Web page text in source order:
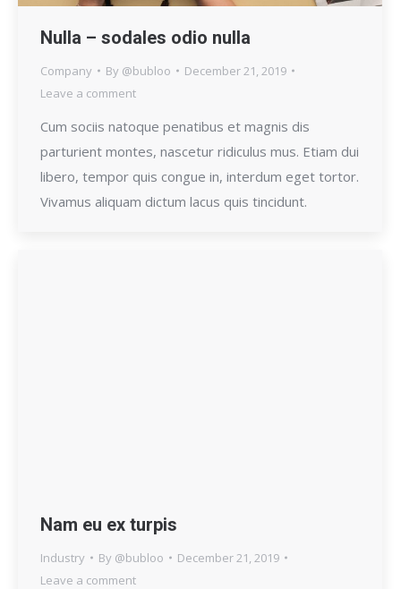
Nulla – sodales odio nulla
Company By @bubloo
December 21, 2019
Leave a comment
Cum sociis natoque penatibus et magnis dis
parturient montes, nascetur ridiculus mus. Etiam dui
libero, tempor quis congue in, interdum eget tortor.
Vivamus aliquam dictum lacus quis tincidunt.
Nam eu ex turpis
Industry By @bubloo
December 21, 2019
Leave a comment